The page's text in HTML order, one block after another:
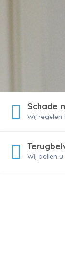
Schade
Wij regelen
Wij bellen